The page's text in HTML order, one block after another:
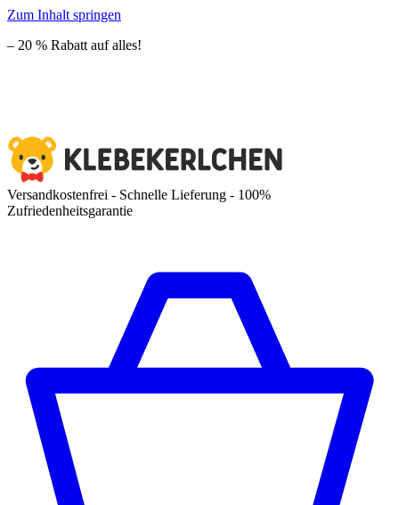
Zum Inhalt springen
– 20 % Rabatt auf alles!
Versandkostenfrei - Schnelle Lieferung - 100%
Zufriedenheitsgarantie